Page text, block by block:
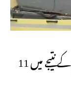
تمل ناڈو میں دو سرکاری بسوں میں تصادم کے نتیجے میں 11